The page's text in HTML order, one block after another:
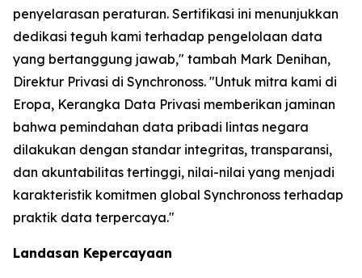
penyelarasan peraturan. Sertifikasi ini menunjukkan
dedikasi teguh kami terhadap pengelolaan data
yang bertanggung jawab," tambah Mark Denihan,
Direktur Privasi di Synchronoss. "Untuk mitra kami di
Eropa, Kerangka Data Privasi memberikan jaminan
bahwa pemindahan data pribadi lintas negara
dilakukan dengan standar integritas, transparansi,
dan akuntabilitas tertinggi, nilai-nilai yang menjadi
karakteristik komitmen global Synchronoss terhadap
praktik data terpercaya."
Landasan Kepercayaan